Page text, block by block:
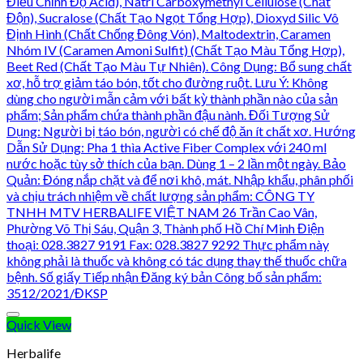
Quick View
Herbalife